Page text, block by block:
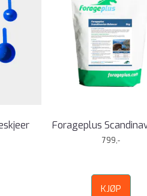
Forageplus
799,-
KJØP